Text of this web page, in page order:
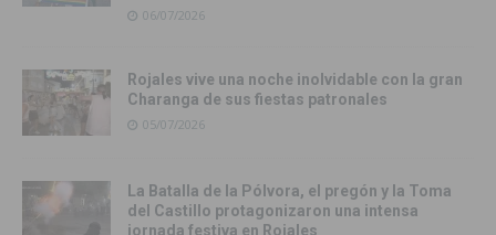
06/07/2026
Rojales vive una noche inolvidable con la gran
Charanga de sus fiestas patronales
05/07/2026
La Batalla de la Pólvora, el pregón y la Toma
del Castillo protagonizaron una intensa
jornada festiva en Rojales